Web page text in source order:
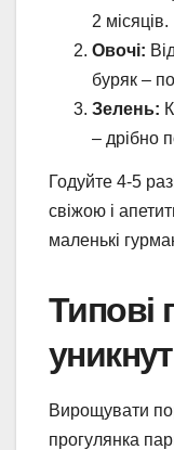
2 місяців.
Овочі:
буряк –
Зелень:
– дрібно
Годуйте 4-5
свіжою і
маленькі
Типові
Вирощувати
прогулянка